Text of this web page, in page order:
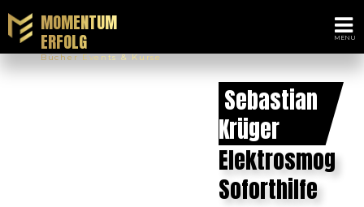
MOMENTUM
ERFOLG
Bücher Events & Kurse
Sebastian
Krüger
Elektrosmog
Soforthilfe